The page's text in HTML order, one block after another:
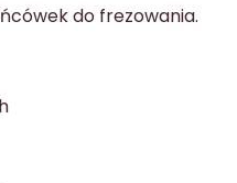
do frezowania.